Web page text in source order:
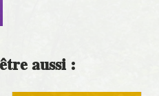
aussi :